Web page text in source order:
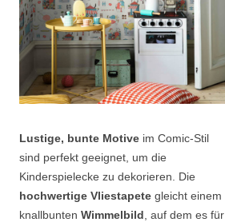
Lustige, bunte Motive im Comic-Stil
sind perfekt geeignet, um die
Kinderspielecke zu dekorieren. Die
hochwertige Vliestapete gleicht einem
knallbunten Wimmelbild , auf dem es für